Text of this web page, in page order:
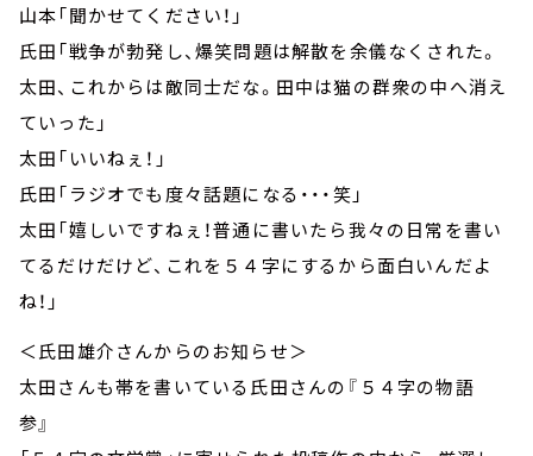
山本「聞かせてください！」
氏田「戦争が勃発し、爆笑問題は解散を余儀なくされた。
太田、これからは敵同士だな。田中は猫の群衆の中へ消え
ていった」
太田「いいねぇ！」
氏田「ラジオでも度々話題になる・・・笑」
太田「嬉しいですねぇ！普通に書いたら我々の日常を書い
てるだけだけど、これを５４字にするから面白いんだよ
ね！」
＜氏田雄介さんからのお知らせ＞
太田さんも帯を書いている氏田さんの『５４字の物語
参』